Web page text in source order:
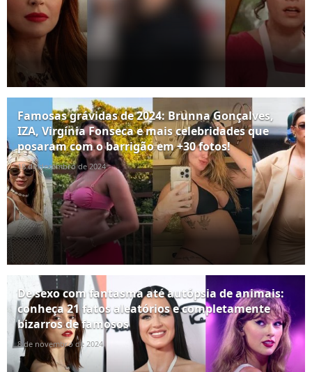
Famosas grávidas de 2024: Brunna Gonçalves,
IZA, Virgínia Fonseca e mais celebridades que
posaram com o barrigão em +30 fotos!
18 de dezembro de 2024
De sexo com fantasma até autópsia de animais:
conheça 21 fatos aleatórios e completamente
bizarros de famosos
8 de novembro de 2024